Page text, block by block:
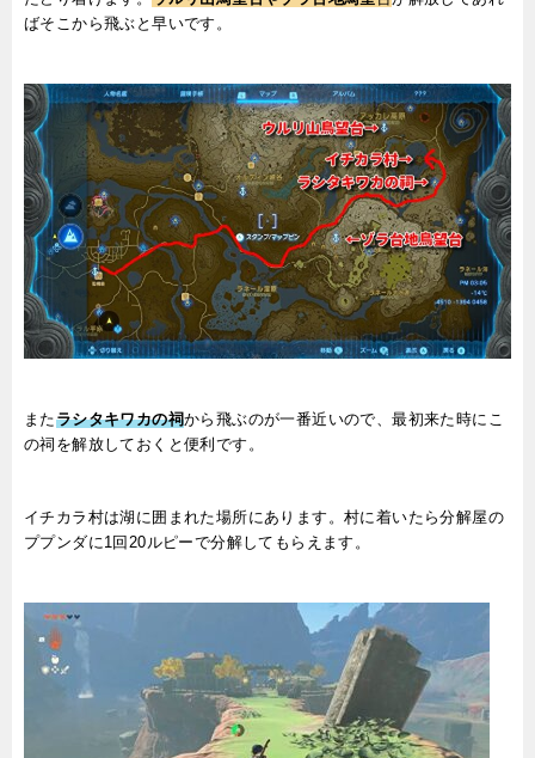
ばそこから飛ぶと早いです。
またラシタキワカの祠から飛ぶのが一番近いので、最初来た時にこ
の祠を解放しておくと便利です。
イチカラ村は湖に囲まれた場所にあります。村に着いたら分解屋の
ププンダに1回20ルピーで分解してもらえます。